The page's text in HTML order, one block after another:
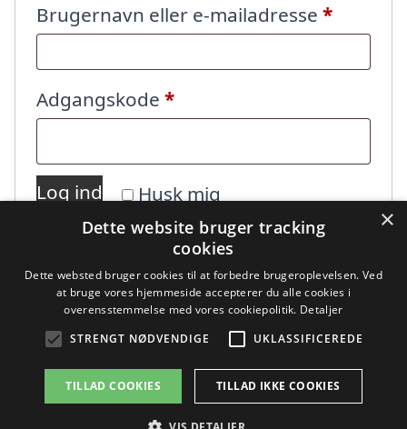
Brugernavn eller e-mailadresse *
Adgangskode *Påkrævet
Husk mig
Log ind
Mistet din adgangskode?
×
Dette website bruger tracking
cookies
Dette websted bruger cookies til at forbedre brugeroplevelsen. Ved
at bruge vores hjemmeside accepterer du alle cookies i
overensstemmelse med vores cookiepolitik. Detaljer
STRENGT NØDVENDIGE
UKLASSIFICEREDE
TILLAD COOKIES TILLAD IKKE COOKIES